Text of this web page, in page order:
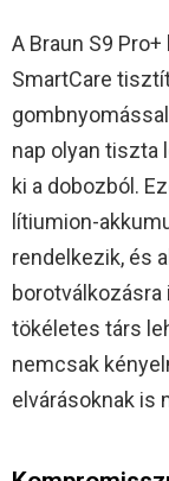
A Braun S9
SmartCare
nap olyan tiszta
ki a dobozból.
lítiumion-
rendelkezik, és
borotválkozásra
tökéletes társ
nemcsak
elvárásoknak is